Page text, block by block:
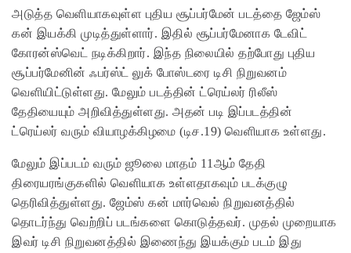
அடுத்த வெளியாகவுள்ள புதிய சூப்பர்மேன் படத்தை ஜேம்ஸ்
கன் இயக்கி முடித்துள்ளார். இதில் சூப்பர்மேனாக டேவிட்
கோரன்ஸ்வெட் நடிக்கிறார். இந்த நிலையில் தற்போது புதிய
சூப்பர்மேனின் ஃபர்ஸ்ட் லுக் போஸ்டரை டிசி நிறுவனம்
வெளியிட்டுள்ளது. மேலும் படத்தின் ட்ரெய்லர் ரிலீஸ்
தேதியையும் அறிவித்துள்ளது. அதன் படி இப்படத்தின்
ட்ரெய்லர் வரும் வியாழக்கிழமை (டிச.19) வெளியாக உள்ளது.
மேலும் இப்படம் வரும் ஜூலை மாதம் 11ஆம் தேதி
திரையரங்குகளில் வெளியாக உள்ளதாகவும் படக்குழு
தெரிவித்துள்ளது. ஜேம்ஸ் கன் மார்வெல் நிறுவனத்தில்
தொடர்ந்து வெற்றிப் படங்களை கொடுத்தவர். முதல் முறையாக
இவர் டிசி நிறுவனத்தில் இணைந்து இயக்கும் படம் இது